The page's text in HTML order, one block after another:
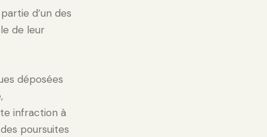
d’un des
de leur
déposées
infraction à
poursuites